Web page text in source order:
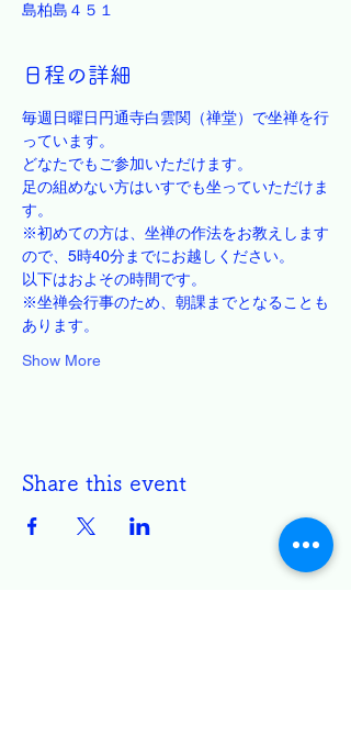
島柏島４５１
日程の詳細
毎週日曜日円通寺白雲関（禅堂）で坐禅を行
っています。
どなたでもご参加いただけます。
足の組めない方はいすでも坐っていただけま
す。
※初めての方は、坐禅の作法をお教えします
ので、5時40分までにお越しください。
以下はおよその時間です。
※坐禅会行事のため、朝課までとなることも
あります。
Show More
Share this event